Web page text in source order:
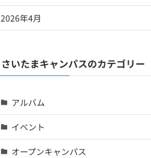
2026年4月
さいたまキャンパスのカテゴリー
アルバム
イベント
オープンキャンパス